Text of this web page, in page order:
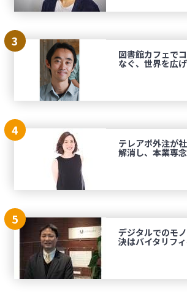
3
図書館カフェで
なぐ、世界を広
4
テレアポ外注が
解消し、本業専
5
デジタルでのモ
決はバイタリフ